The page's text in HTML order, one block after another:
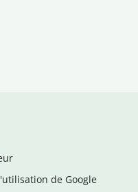
de Google